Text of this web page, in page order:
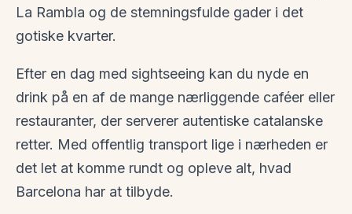
La Rambla og de stemningsfulde gader i det
gotiske kvarter.
Efter en dag med sightseeing kan du nyde en
drink på en af de mange nærliggende caféer eller
restauranter, der serverer autentiske catalanske
retter. Med offentlig transport lige i nærheden er
det let at komme rundt og opleve alt, hvad
Barcelona har at tilbyde.